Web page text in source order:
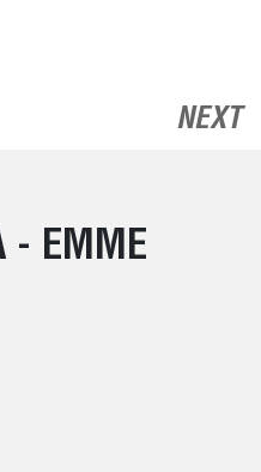
NEXT
- EMME